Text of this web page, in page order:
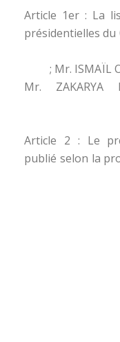
Article 1er : La
présidentielles du
– Mr.
Article 2 : Le
publié selon la